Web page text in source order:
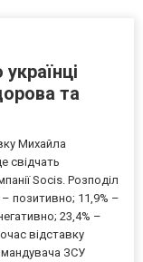
та
Михайла
свідчать
Socis. Розподіл
позитивно; 11,9% –
23,4% –
відставку
ЗСУ